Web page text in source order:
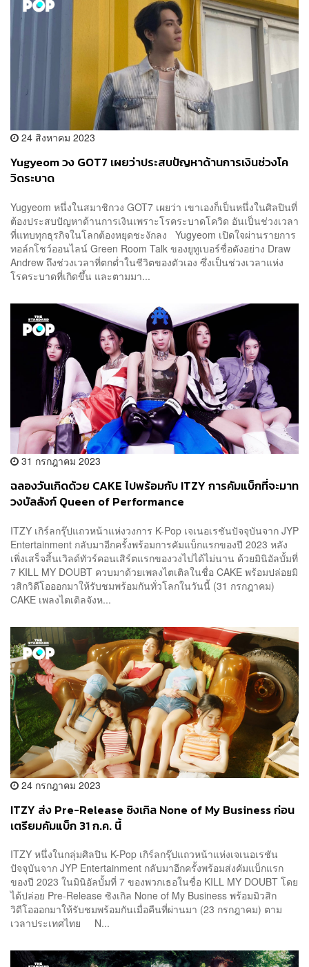
24 สิงหาคม 2023
Yugyeom วง GOT7 เผยว่าประสบปัญหาด้านการเงินช่วงโค
วิดระบาด
Yugyeom หนึ่งในสมาชิกวง GOT7 เผยว่า เขาเองก็เป็นหนึ่งในศิลปินที่
ต้องประสบปัญหาด้านการเงินเพราะโรคระบาดโควิด อันเป็นช่วงเวลา
ที่แทบทุกธุรกิจในโลกต้องหยุดชะงักลง Yugyeom เปิดใจผ่านรายการ
ทอล์กโชว์ออนไลน์ Green Room Talk ของยูทูเบอร์ชื่อดังอย่าง Draw
Andrew ถึงช่วงเวลาที่ตกต่ำในชีวิตของตัวเอง ซึ่งเป็นช่วงเวลาแห่ง
โรคระบาดที่เกิดขึ้น และตามมา...
31 กรกฎาคม 2023
ฉลองวันเกิดด้วย CAKE ไปพร้อมกับ ITZY การคัมแบ็กที่จะมาท
วงบัลลังก์ Queen of Performance
ITZY เกิร์ลกรุ๊ปแถวหน้าแห่งวงการ K-Pop เจเนอเรชันปัจจุบันจาก JYP
Entertainment กลับมาอีกครั้งพร้อมการคัมแบ็กแรกของปี 2023 หลัง
เพิ่งเสร็จสิ้นเวิลด์ทัวร์คอนเสิร์ตแรกของวงไปได้ไม่นาน ด้วยมินิอัลบั้มที่
7 KILL MY DOUBT ควบมาด้วยเพลงไตเติลในชื่อ CAKE พร้อมปล่อยมิ
วสิกวิดีโอออกมาให้รับชมพร้อมกันทั่วโลกในวันนี้ (31 กรกฎาคม)
CAKE เพลงไตเติลจังห...
24 กรกฎาคม 2023
ITZY ส่ง Pre-Release ซิงเกิล None of My Business ก่อน
เตรียมคัมแบ็ก 31 ก.ค. นี้
ITZY หนึ่งในกลุ่มศิลปิน K-Pop เกิร์ลกรุ๊ปแถวหน้าแห่งเจเนอเรชัน
ปัจจุบันจาก JYP Entertainment กลับมาอีกครั้งพร้อมส่งคัมแบ็กแรก
ของปี 2023 ในมินิอัลบั้มที่ 7 ของพวกเธอในชื่อ KILL MY DOUBT โดย
ได้ปล่อย Pre-Release ซิงเกิล None of My Business พร้อมมิวสิก
วิดีโอออกมาให้รับชมพร้อมกันเมื่อคืนที่ผ่านมา (23 กรกฎาคม) ตาม
เวลาประเทศไทย N...